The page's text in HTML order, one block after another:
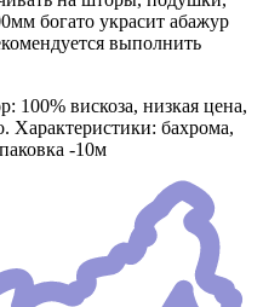
богато украсит абажур
выполнить
100% вискоза, низкая цена,
Характеристики: бахрома,
-10м